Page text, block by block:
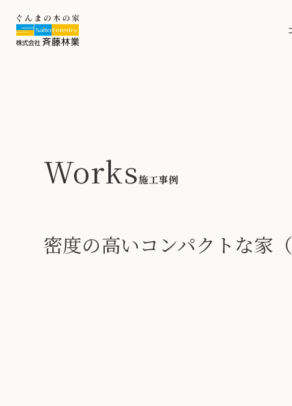
Works施工事例
密度の高いコンパクトな家（